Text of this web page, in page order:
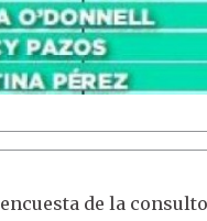
de la